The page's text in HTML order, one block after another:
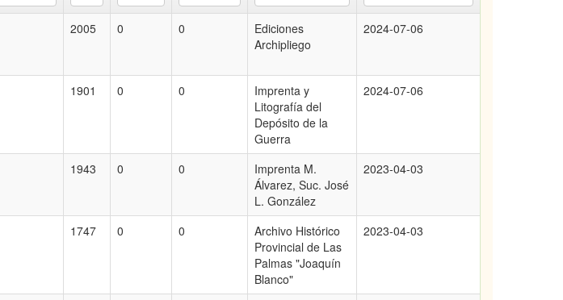
2005 0 0
Ediciones
Archipliego
2024-07-06
1901 0 0
Imprenta y
Litografía del
Depósito de la
Guerra
2024-07-06
1943 0 0
Imprenta M.
Álvarez, Suc. José
L. González
2023-04-03
1747 0 0
Archivo Histórico
Provincial de Las
Palmas "Joaquín
Blanco"
2023-04-03